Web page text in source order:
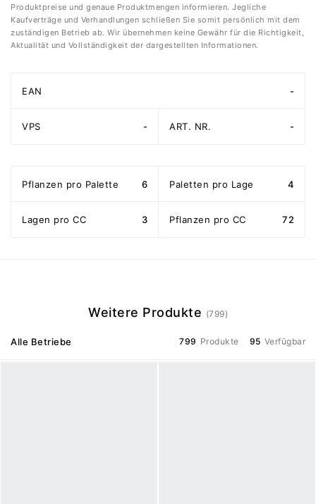
Produktpreise und genaue Produktmengen informieren. Jegliche
Kaufverträge und Verhandlungen schließen Sie somit persönlich mit dem
zuständigen Betrieb ab. Wir übernehmen keine Gewähr für die Richtigkeit,
Aktualität und Vollständigkeit der dargestellten Informationen.
EAN -
VPS - ART. NR. -
Pflanzen pro Palette 6 Paletten pro Lage 4
Lagen pro CC 3 Pflanzen pro CC 72
Weitere Produkte (799)
Alle Betriebe 799 Produkte 95 Verfügbar